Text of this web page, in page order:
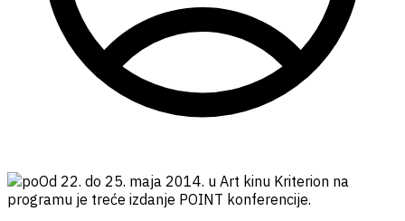
Od 22. do 25. maja 2014. u Art kinu Kriterion na
programu je treće izdanje POINT konferencije.